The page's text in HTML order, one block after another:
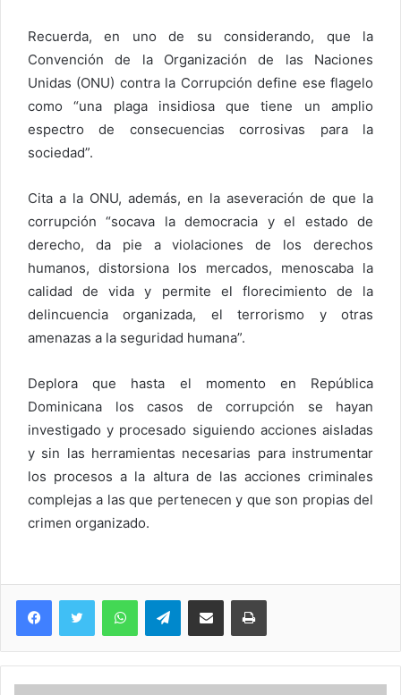
Recuerda, en uno de su considerando, que la
Convención de la Organización de las Naciones
Unidas (ONU) contra la Corrupción define ese flagelo
como “una plaga insidiosa que tiene un amplio
espectro de consecuencias corrosivas para la
sociedad”.
Cita a la ONU, además, en la aseveración de que la
corrupción “socava la democracia y el estado de
derecho, da pie a violaciones de los derechos
humanos, distorsiona los mercados, menoscaba la
calidad de vida y permite el florecimiento de la
delincuencia organizada, el terrorismo y otras
amenazas a la seguridad humana”.
Deplora que hasta el momento en República
Dominicana los casos de corrupción se hayan
investigado y procesado siguiendo acciones aisladas
y sin las herramientas necesarias para instrumentar
los procesos a la altura de las acciones criminales
complejas a las que pertenecen y que son propias del
crimen organizado.
WhatsAppTelegramCompartir via Email Imprimi